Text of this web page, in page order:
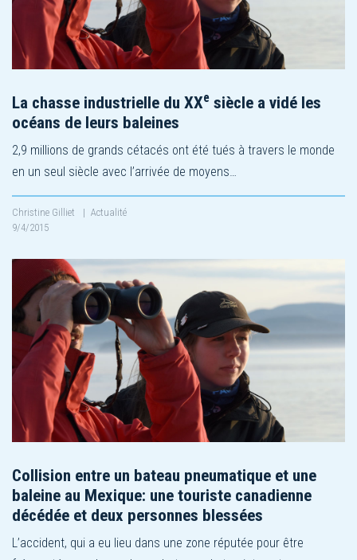
La chasse industrielle du XXe siècle a vidé les
océans de leurs baleines
2,9 millions de grands cétacés ont été tués à travers le monde
en un seul siècle avec l’arrivée de moyens…
Christine Gilliet | Actualité
9/4/2015
Collision entre un bateau pneumatique et une
baleine au Mexique: une touriste canadienne
décédée et deux personnes blessées
L’accident, qui a eu lieu dans une zone réputée pour être